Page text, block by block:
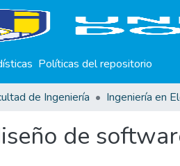
Políticas del repositorio
de Ingeniería Ingeniería en
de